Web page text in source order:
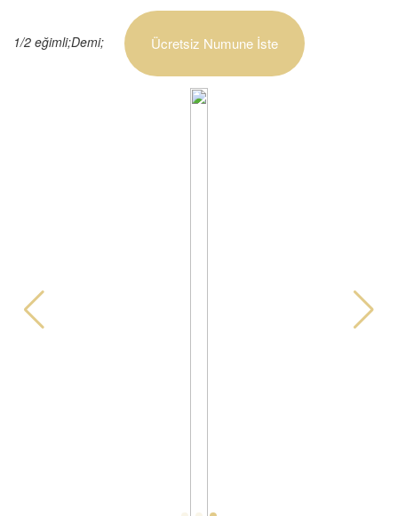
1/2 eğimli;Demi; Ücretsiz Numune İste